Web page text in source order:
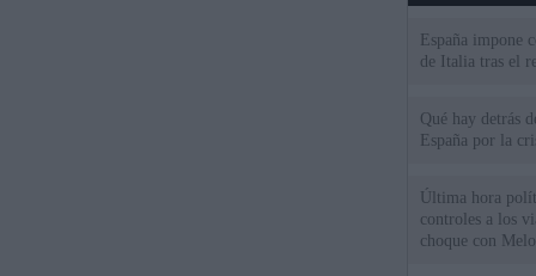
España impone
de Italia tras el
Qué hay detrás
España por la
Última hora
controles a los
choque con